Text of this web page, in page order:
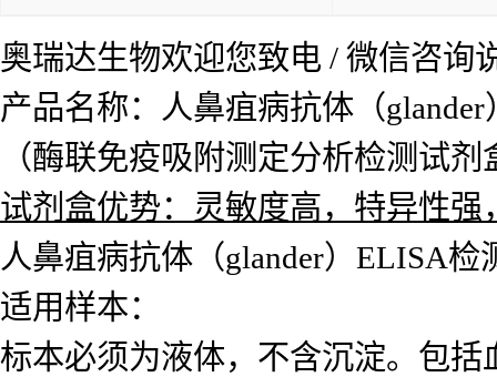
奥瑞达生物欢迎您致电 / 微信咨询
产品名称：人鼻疽病抗体（
（酶联免疫吸附测定分析检测试
试剂盒优势：灵敏度高，特异性
人鼻疽病抗体（glander）ELISA检
适用样本：
标本必须为液体，不含沉淀。包